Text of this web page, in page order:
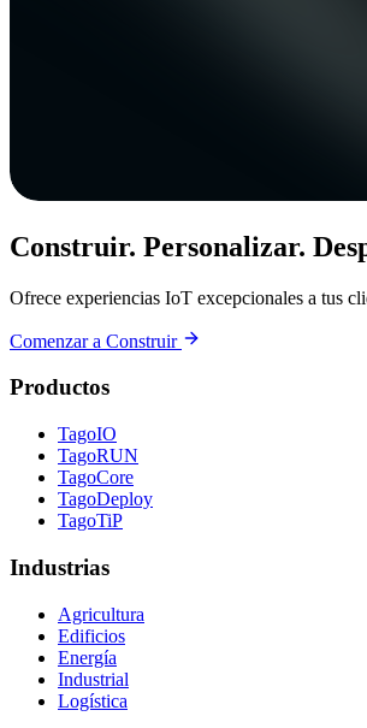
Construir. Personalizar.
Ofrece experiencias IoT excepcionales a tus
Comenzar a Construir
Productos
TagoIO
TagoRUN
TagoCore
TagoDeploy
TagoTiP
Industrias
Agricultura
Edificios
Energía
Industrial
Logística